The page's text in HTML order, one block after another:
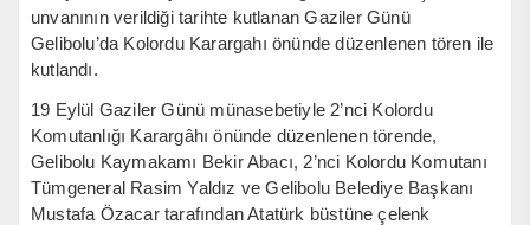
unvanının verildiği tarihte kutlanan Gaziler Günü
Gelibolu’da Kolordu Karargahı önünde düzenlenen tören ile
kutlandı.
19 Eylül Gaziler Günü münasebetiyle 2’nci Kolordu
Komutanlığı Karargâhı önünde düzenlenen törende,
Gelibolu Kaymakamı Bekir Abacı, 2’nci Kolordu Komutanı
Tümgeneral Rasim Yaldız ve Gelibolu Belediye Başkanı
Mustafa Özacar tarafından Atatürk büstüne çelenk